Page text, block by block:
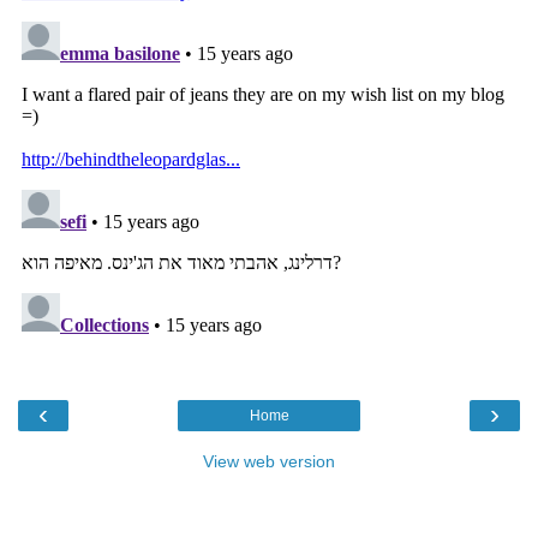
‹ ›
Home
View web version